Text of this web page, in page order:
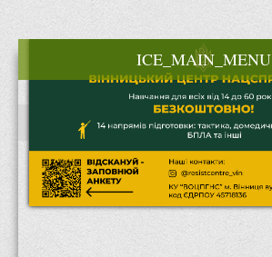
ICE_MAIN_MENU
Історія інституту
Інститут сьогодні
Місія та цілі
Публічна інформація